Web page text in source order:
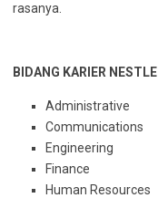
rasanya.
BIDANG KARIER NESTLE
Administrative
Communications
Engineering
Finance
Human Resources